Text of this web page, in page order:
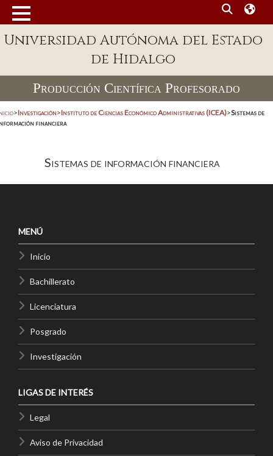
Universidad Autónoma del Estado
de Hidalgo
Producción Científica Profesorado
>Investigación>Instituto de Ciencias Económico Administrativas (ICEA)>Sistemas de
financiera
Sistemas de información financiera
MENÚ
Inicio
Bachillerato
Licenciatura
Posgrado
Investigación
LIGAS DE INTERÉS
Legal
Aviso de Privacidad